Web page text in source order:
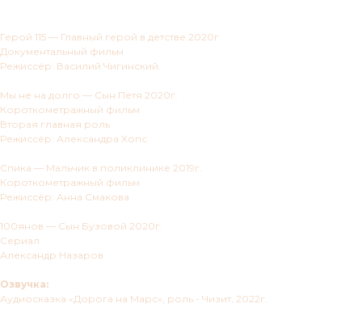
Герой 115 — Главный герой в детстве 2020г.
Документальный фильм
Режиссёр: Василий Чигинский.
Мы не на долго — Сын Петя 2020г.
Короткометражный фильм
Вторая главная роль
Режиссёр: Александра Хопс
Спика — Мальчик в поликлинике 2019г.
Короткометражный фильм
Режиссёр: Анна Смакова
100янов — Сын Бузовой 2020г.
Сериал
Александр Назаров
Озвучка:
Аудиосказка «Дорога на Марс», роль - Чизит, 2022г.